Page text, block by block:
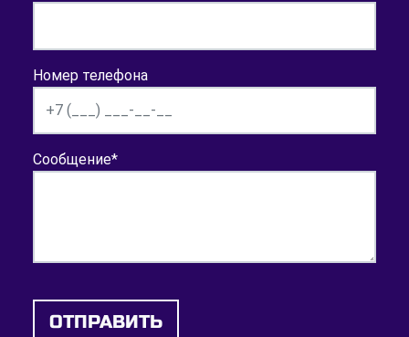
Номер телефона
Сообщение*
ОТПРАВИТЬ